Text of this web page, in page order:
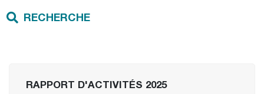
RECHERCHE
RAPPORT D'ACTIVITÉS 2025